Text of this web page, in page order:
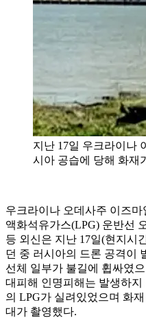
지난 17일 우크라이나
시아 공습에 당해 화재
우크라이나 오데사주 이즈
액화석유가스(LPG) 운반선
등 외신은 지난 17일(현지시
던 중 러시아의 드론 공격이
선체 일부가 불길에 휩싸였
대피해 인명피해는 발생하지
의 LPG가 실려있었으며 화
대가 촬영했다.